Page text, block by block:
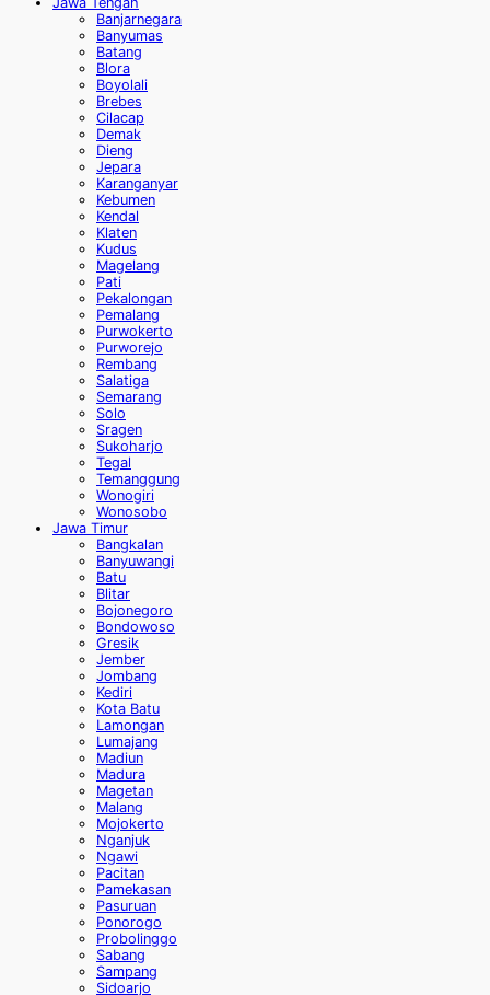
Banjarnegara
Banyumas
Batang
Blora
Boyolali
Brebes
Cilacap
Demak
Dieng
Jepara
Karanganyar
Kebumen
Kendal
Klaten
Kudus
Magelang
Pati
Pekalongan
Pemalang
Purwokerto
Purworejo
Rembang
Salatiga
Semarang
Solo
Sragen
Sukoharjo
Tegal
Temanggung
Wonogiri
Wonosobo
Jawa Timur
Bangkalan
Banyuwangi
Batu
Blitar
Bojonegoro
Bondowoso
Gresik
Jember
Jombang
Kediri
Kota Batu
Lamongan
Lumajang
Madiun
Madura
Magetan
Malang
Mojokerto
Nganjuk
Ngawi
Pacitan
Pamekasan
Pasuruan
Ponorogo
Probolinggo
Sabang
Sampang
Sidoarjo